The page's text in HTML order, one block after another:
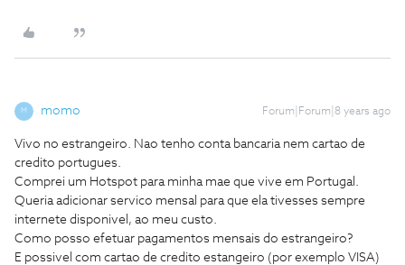
M momo Forum|Forum|8 years ago
Vivo no estrangeiro. Nao tenho conta bancaria nem cartao de
credito portugues.
Comprei um Hotspot para minha mae que vive em Portugal.
Queria adicionar servico mensal para que ela tivesses sempre
internete disponivel, ao meu custo.
Como posso efetuar pagamentos mensais do estrangeiro?
E possivel com cartao de credito estangeiro (por exemplo VISA)